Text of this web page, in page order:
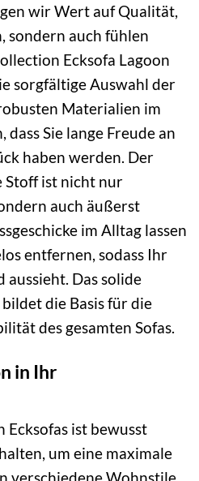
wir Wert auf Qualität,
sondern auch fühlen
Ecksofa Lagoon
sorgfältige Auswahl der
Materialien im
Sie lange Freude an
haben werden. Der
Stoff ist nicht nur
auch äußerst
im Alltag lassen
entfernen, sodass Ihr
aussieht. Das solide
die Basis für die
des gesamten Sofas.
in Ihr
Ecksofas ist bewusst
um eine maximale
verschiedene Wohnstile